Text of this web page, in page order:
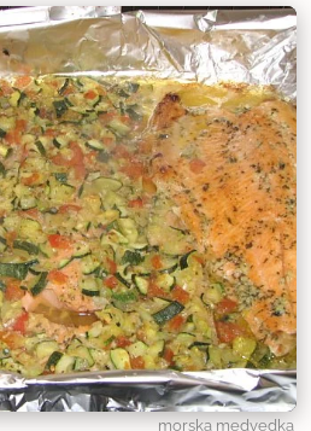
morska medvedka